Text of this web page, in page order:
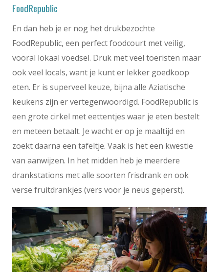
FoodRepublic
En dan heb je er nog het drukbezochte
FoodRepublic, een perfect foodcourt met veilig,
vooral lokaal voedsel. Druk met veel toeristen maar
ook veel locals, want je kunt er lekker goedkoop
eten. Er is superveel keuze, bijna alle Aziatische
keukens zijn er vertegenwoordigd. FoodRepublic is
een grote cirkel met eettentjes waar je eten bestelt
en meteen betaalt. Je wacht er op je maaltijd en
zoekt daarna een tafeltje. Vaak is het een kwestie
van aanwijzen. In het midden heb je meerdere
drankstations met alle soorten frisdrank en ook
verse fruitdrankjes (vers voor je neus geperst).